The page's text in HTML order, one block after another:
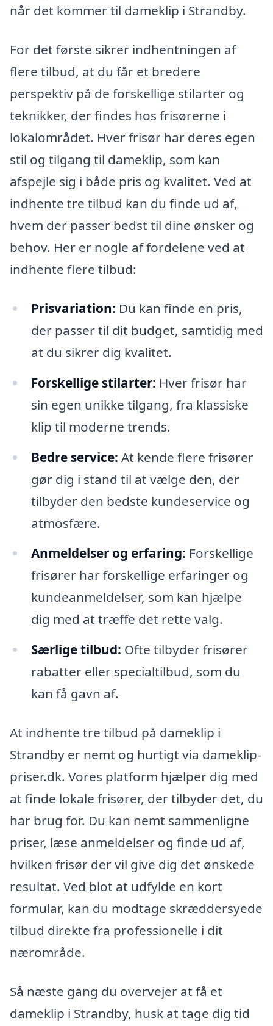
når det kommer til dameklip i Strandby.
For det første sikrer indhentningen af
flere tilbud, at du får et bredere
perspektiv på de forskellige stilarter og
teknikker, der findes hos frisørerne i
lokalområdet. Hver frisør har deres egen
stil og tilgang til dameklip, som kan
afspejle sig i både pris og kvalitet. Ved at
indhente tre tilbud kan du finde ud af,
hvem der passer bedst til dine ønsker og
behov. Her er nogle af fordelene ved at
indhente flere tilbud:
Prisvariation: Du kan finde en pris,
der passer til dit budget, samtidig med
at du sikrer dig kvalitet.
Forskellige stilarter: Hver frisør har
sin egen unikke tilgang, fra klassiske
klip til moderne trends.
Bedre service: At kende flere frisører
gør dig i stand til at vælge den, der
tilbyder den bedste kundeservice og
atmosfære.
Anmeldelser og erfaring: Forskellige
frisører har forskellige erfaringer og
kundeanmeldelser, som kan hjælpe
dig med at træffe det rette valg.
Særlige tilbud: Ofte tilbyder frisører
rabatter eller specialtilbud, som du
kan få gavn af.
At indhente tre tilbud på dameklip i
Strandby er nemt og hurtigt via dameklip-
priser.dk. Vores platform hjælper dig med
at finde lokale frisører, der tilbyder det, du
har brug for. Du kan nemt sammenligne
priser, læse anmeldelser og finde ud af,
hvilken frisør der vil give dig det ønskede
resultat. Ved blot at udfylde en kort
formular, kan du modtage skræddersyede
tilbud direkte fra professionelle i dit
nærområde.
Så næste gang du overvejer at få et
dameklip i Strandby, husk at tage dig tid